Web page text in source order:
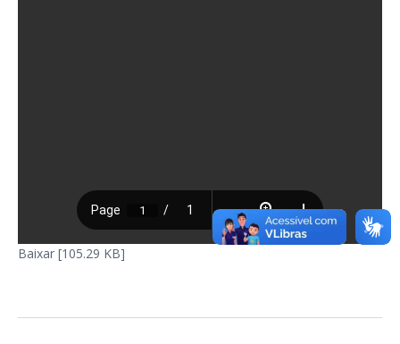
Baixar [105.29 KB]